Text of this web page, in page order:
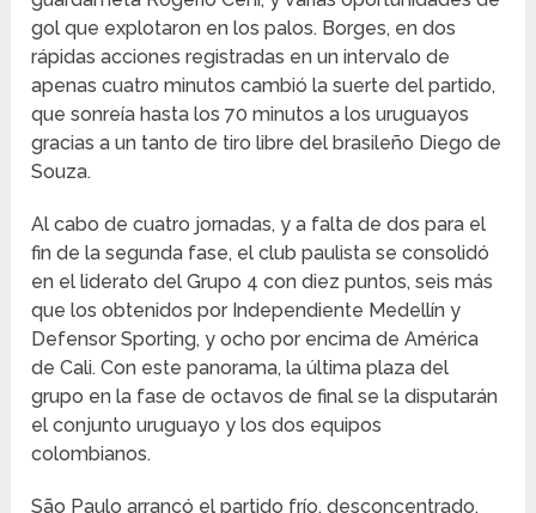
gol que explotaron en los palos. Borges, en dos
rápidas acciones registradas en un intervalo de
apenas cuatro minutos cambió la suerte del partido,
que sonreía hasta los 70 minutos a los uruguayos
gracias a un tanto de tiro libre del brasileño Diego de
Souza.
Al cabo de cuatro jornadas, y a falta de dos para el
fin de la segunda fase, el club paulista se consolidó
en el liderato del Grupo 4 con diez puntos, seis más
que los obtenidos por Independiente Medellín y
Defensor Sporting, y ocho por encima de América
de Cali. Con este panorama, la última plaza del
grupo en la fase de octavos de final se la disputarán
el conjunto uruguayo y los dos equipos
colombianos.
São Paulo arrancó el partido frío, desconcentrado,